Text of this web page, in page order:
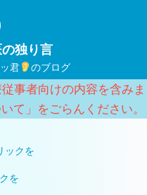
独り言
君 のブログ
学会HPへのリンク
事者向けの内容を含みま
て」をごらんください。
ックを
を